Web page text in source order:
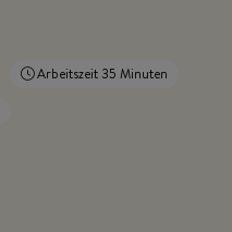
Arbeitszeit 35 Minuten